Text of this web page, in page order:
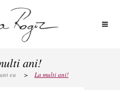
ani!
eu > La multi ani!